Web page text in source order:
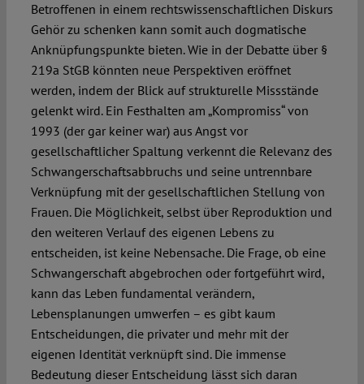
Betroffenen in einem rechtswissenschaftlichen Diskurs
Gehör zu schenken kann somit auch dogmatische
Anknüpfungspunkte bieten. Wie in der Debatte über §
219a StGB könnten neue Perspektiven eröffnet
werden, indem der Blick auf strukturelle Missstände
gelenkt wird. Ein Festhalten am „Kompromiss“ von
1993 (der gar keiner war) aus Angst vor
gesellschaftlicher Spaltung verkennt die Relevanz des
Schwangerschaftsabbruchs und seine untrennbare
Verknüpfung mit der gesellschaftlichen Stellung von
Frauen. Die Möglichkeit, selbst über Reproduktion und
den weiteren Verlauf des eigenen Lebens zu
entscheiden, ist keine Nebensache. Die Frage, ob eine
Schwangerschaft abgebrochen oder fortgeführt wird,
kann das Leben fundamental verändern,
Lebensplanungen umwerfen – es gibt kaum
Entscheidungen, die privater und mehr mit der
eigenen Identität verknüpft sind. Die immense
Bedeutung dieser Entscheidung lässt sich daran